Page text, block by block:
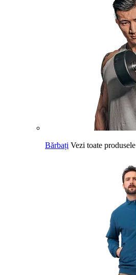
Bărbați Vezi toate produsele